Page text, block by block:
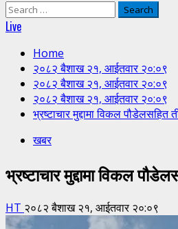
Search
for:
Live
Home
२०८२ बैशाख २१, आईतवार २०:०९
२०८२ बैशाख २१, आईतवार २०:०९
२०८२ बैशाख २१, आईतवार २०:०९
भ्रष्टाचार मुद्दामा विकल
खबर
भ्रष्टाचार मुद्दामा विकल
HT २०८२ बैशाख २१, आईतवार २०:०९